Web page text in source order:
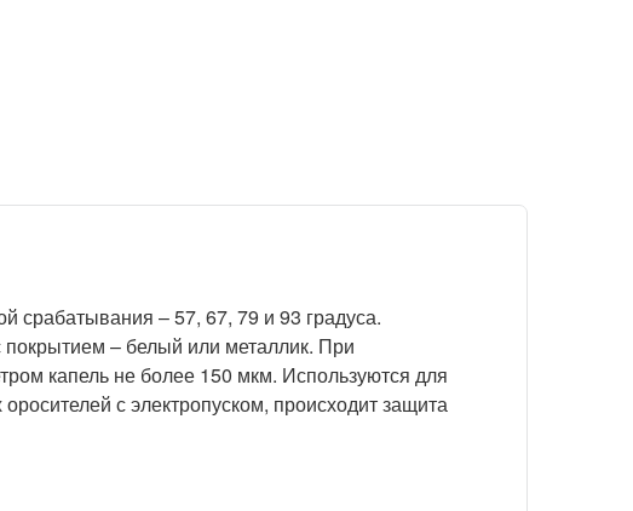
срабатывания – 57, 67, 79 и 93 градуса.
покрытием – белый или металлик. При
капель не более 150 мкм. Используются для
с электропуском, происходит защита